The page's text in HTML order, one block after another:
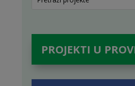
PROJEKTI U